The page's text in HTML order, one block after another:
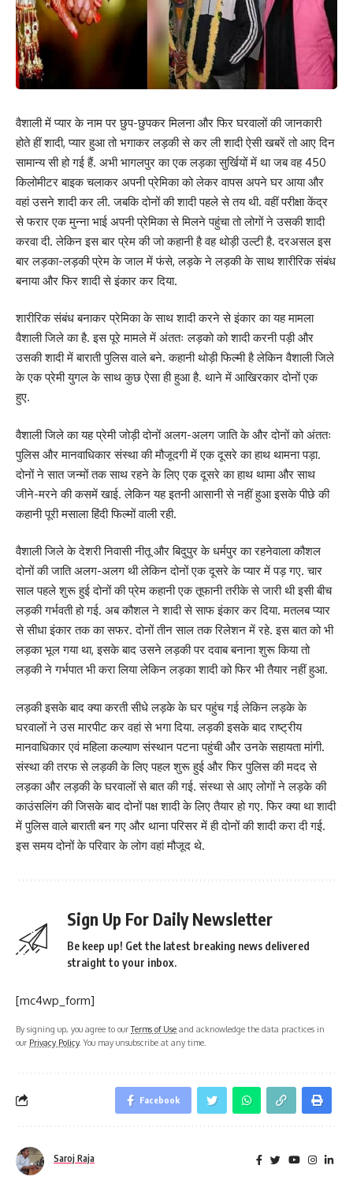
वैशाली में प्यार के नाम पर छुप-छुपकर मिलना और फिर घरवालों की जानकारी
होते हीं शादी, प्यार हुआ तो भगाकर लड़की से कर ली शादी ऐसी खबरें तो आए दिन
सामान्य सी हो गई हैं. अभी भागलपुर का एक लड़का सुर्खियों में था जब वह 450
किलोमीटर बाइक चलाकर अपनी प्रेमिका को लेकर वापस अपने घर आया और
वहां उसने शादी कर ली. जबकि दोनों की शादी पहले से तय थी. वहीं परीक्षा केंद्र
से फरार एक मुन्ना भाई अपनी प्रेमिका से मिलने पहुंचा तो लोगों ने उसकी शादी
करवा दी. लेकिन इस बार प्रेम की जो कहानी है वह थोड़ी उल्टी है. दरअसल इस
बार लड़का-लड़की प्रेम के जाल में फंसे, लड़के ने लड़की के साथ शारीरिक संबंध
बनाया और फिर शादी से इंकार कर दिया.
शारीरिक संबंध बनाकर प्रेमिका के साथ शादी करने से इंकार का यह मामला
वैशाली जिले का है. इस पूरे मामले में अंततः लड़को को शादी करनी पड़ी और
उसकी शादी में बाराती पुलिस वाले बने. कहानी थोड़ी फिल्मी है लेकिन वैशाली जिले
के एक प्रेमी युगल के साथ कुछ ऐसा ही हुआ है. थाने में आखिरकार दोनों एक
हुए.
वैशाली जिले का यह प्रेमी जोड़ी दोनों अलग-अलग जाति के और दोनों को अंततः
पुलिस और मानवाधिकार संस्था की मौजूदगी में एक दूसरे का हाथ थामना पड़ा.
दोनों ने सात जन्मों तक साथ रहने के लिए एक दूसरे का हाथ थामा और साथ
जीने-मरने की कसमें खाई. लेकिन यह इतनी आसानी से नहीं हुआ इसके पीछे की
कहानी पूरी मसाला हिंदी फिल्मों वाली रही.
वैशाली जिले के देशरी निवासी नीतू और बिदुपुर के धर्मपुर का रहनेवाला कौशल
दोनों की जाति अलग-अलग थी लेकिन दोनों एक दूसरे के प्यार में पड़ गए. चार
साल पहले शुरू हुई दोनों की प्रेम कहानी एक तूफानी तरीके से जारी थी इसी बीच
लड़की गर्भवती हो गई. अब कौशल ने शादी से साफ इंकार कर दिया. मतलब प्यार
से सीधा इंकार तक का सफर. दोनों तीन साल तक रिलेशन में रहे. इस बात को भी
लड़का भूल गया था, इसके बाद उसने लड़की पर दवाब बनाना शुरू किया तो
लड़की ने गर्भपात भी करा लिया लेकिन लड़का शादी को फिर भी तैयार नहीं हुआ.
लड़की इसके बाद क्या करती सीधे लड़के के घर पहुंच गई लेकिन लड़के के
घरवालों ने उस मारपीट कर वहां से भगा दिया. लड़की इसके बाद राष्ट्रीय
मानवाधिकार एवं महिला कल्याण संस्थान पटना पहुंची और उनके सहायता मांगी.
संस्था की तरफ से लड़की के लिए पहल शुरू हुई और फिर पुलिस की मदद से
लड़का और लड़की के घरवालों से बात की गई. संस्था से आए लोगों ने लड़के की
काउंसलिंग की जिसके बाद दोनों पक्ष शादी के लिए तैयार हो गए. फिर क्या था शादी
में पुलिस वाले बाराती बन गए और थाना परिसर में ही दोनों की शादी करा दी गई.
इस समय दोनों के परिवार के लोग वहां मौजूद थे.
Sign Up For Daily Newsletter
Be keep up! Get the latest breaking news delivered
straight to your inbox.
[mc4wp_form]
By signing up, you agree to ourTerms of Use and acknowledge the data practices in
our Privacy Policy. You may unsubscribe at any time.
Facebook
Saroj Raja